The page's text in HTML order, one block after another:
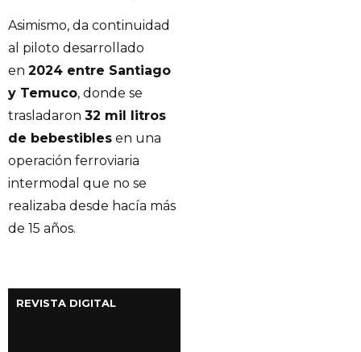
Asimismo, da continuidad
al piloto desarrollado
en 2024 entre Santiago
y Temuco, donde se
trasladaron 32 mil litros
de bebestibles en una
operación ferroviaria
intermodal que no se
realizaba desde hacía más
de 15 años.
REVISTA DIGITAL